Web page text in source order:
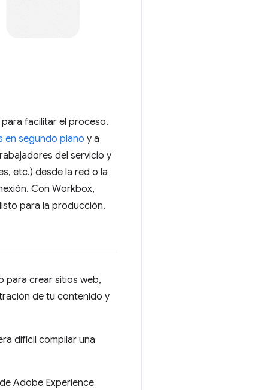
facilitar el proceso.
en segundo plano y a
del servicio y
etc.) desde la red o la
Con Workbox,
para la producción.
para crear sitios web,
de tu contenido y
difícil compilar una
Adobe Experience